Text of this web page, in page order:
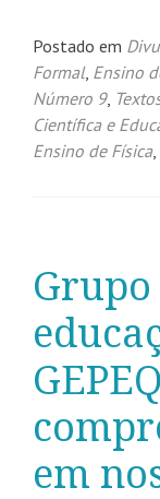
Postado em
Formal, Ensino
Número 9,
Científica e
Ensino de Física,
Grupo
em